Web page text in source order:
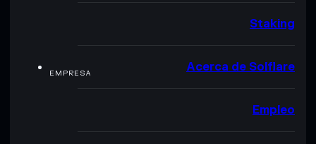
Staking
EMPRESA Acerca de Solflare
Empleo